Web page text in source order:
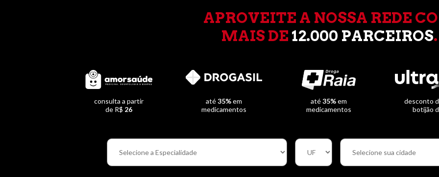
APROVEITE A NOSSA REDE
MAIS DE 12.000 PARCEIROS.
consulta a partir
de R$ 26
até35%em
medicamentos
até35%em
medicamentos
desconto
botijão